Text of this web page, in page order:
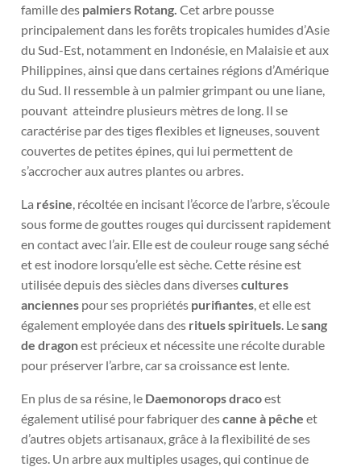
famille des palmiers Rotang.Cet arbre pousse
principalement dans les forêts tropicales humides d’Asie
du Sud-Est, notamment en Indonésie, en Malaisie et aux
Philippines, ainsi que dans certaines régions d’Amérique
du Sud. Il ressemble à un palmier grimpant ou une liane,
pouvant atteindre plusieurs mètres de long. Il se
caractérise par des tiges flexibles et ligneuses, souvent
couvertes de petites épines, qui lui permettent de
s’accrocher aux autres plantes ou arbres.
La résine, récoltée en incisant l’écorce de l’arbre, s’écoule
sous forme de gouttes rouges qui durcissent rapidement
en contact avec l’air. Elle est de couleur rouge sang séché
et est inodore lorsqu’elle est sèche. Cette résine est
utilisée depuis des siècles dans diversescultures
anciennes pour ses propriétés purifiantes, et elle est
également employée dans des rituels spirituels. Lesang
de dragonest précieux et nécessite une récolte durable
pour préserver l’arbre, car sa croissance est lente.
En plus de sa résine, le Daemonorops dracoest
également utilisé pour fabriquer descanne à pêche et
d’autres objets artisanaux, grâce à la flexibilité de ses
tiges. Un arbre aux multiples usages, qui continue de